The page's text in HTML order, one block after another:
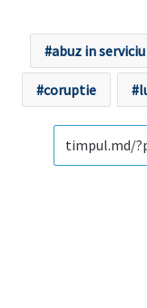
abuz in serviciu
coruptie